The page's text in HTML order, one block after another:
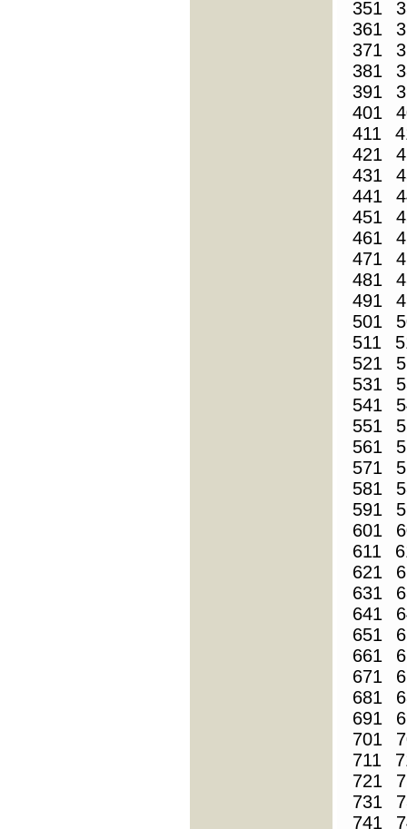
351
361
371
381
391
401
411
421
431
441
451
461
471
481
491
501
511
521
531
541
551
561
571
581
591
601
611
621
631
641
651
661
671
681
691
701
711
721
731
741